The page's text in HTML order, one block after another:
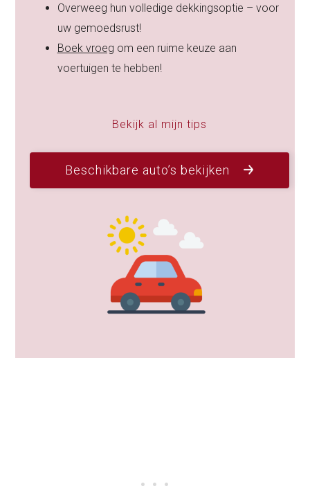
Overweeg hun volledige dekkingsoptie – voor
uw gemoedsrust!
Boek vroeg om een ruime keuze aan
voertuigen te hebben!
Bekijk al mijn tips
Beschikbare auto’s bekijken